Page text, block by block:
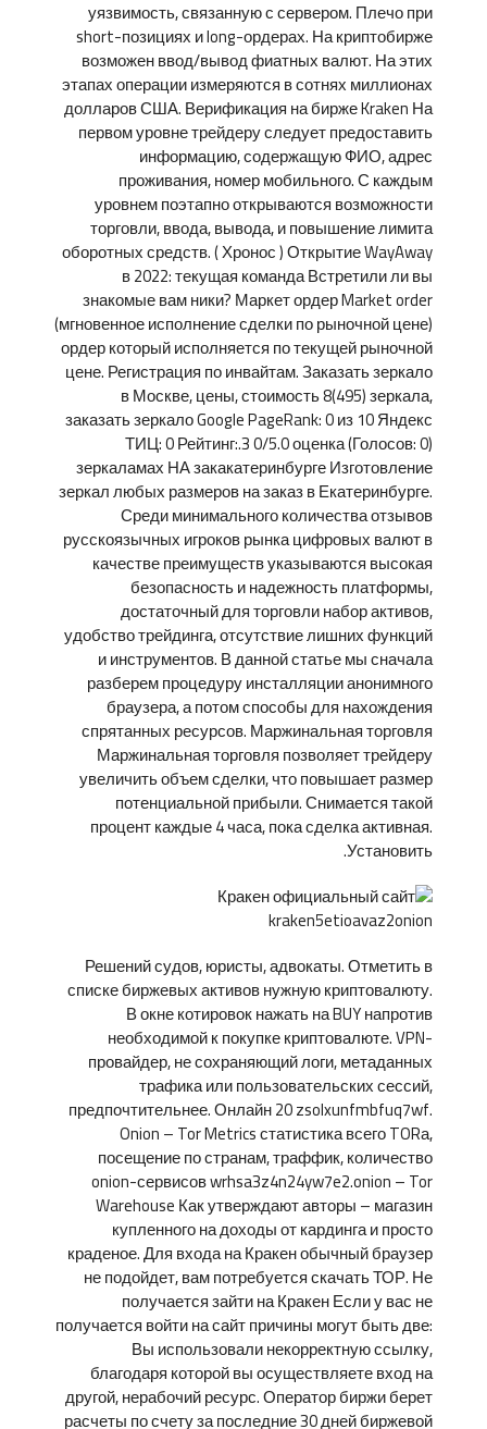
уязвимость, связанную с сервером. Плечо при
short-позициях и long-ордерах. На криптобирже
возможен ввод/вывод фиатных валют. На этих
этапах операции измеряются в сотнях миллионах
долларов США. Верификация на бирже Kraken На
первом уровне трейдеру следует предоставить
информацию, содержащую ФИО, адрес
проживания, номер мобильного. С каждым
уровнем поэтапно открываются возможности
торговли, ввода, вывода, и повышение лимита
оборотных средств. ( Хронос ) Открытие WayAway
в 2022: текущая команда Встретили ли вы
знакомые вам ники? Маркет ордер Market order
(мгновенное исполнение сделки по рыночной цене)
ордер который исполняется по текущей рыночной
цене. Регистрация по инвайтам. Заказать зеркало
в Москве, цены, стоимость 8(495) зеркала,
заказать зеркало Google PageRank: 0 из 10 Яндекс
ТИЦ: 0 Рейтинг:.3 0/5.0 оценка (Голосов: 0)
зеркаламах НА закакатеринбурге Изготовление
зеркал любых размеров на заказ в Екатеринбурге.
Среди минимального количества отзывов
русскоязычных игроков рынка цифровых валют в
качестве преимуществ указываются высокая
безопасность и надежность платформы,
достаточный для торговли набор активов,
удобство трейдинга, отсутствие лишних функций
и инструментов. В данной статье мы сначала
разберем процедуру инсталляции анонимного
браузера, а потом способы для нахождения
спрятанных ресурсов. Маржинальная торговля
Маржинальная торговля позволяет трейдеру
увеличить объем сделки, что повышает размер
потенциальной прибыли. Снимается такой
процент каждые 4 часа, пока сделка активная.
Установить.
Решений судов, юристы, адвокаты. Отметить в
списке биржевых активов нужную криптовалюту.
В окне котировок нажать на BUY напротив
необходимой к покупке криптовалюте. VPN-
провайдер, не сохраняющий логи, метаданных
трафика или пользовательских сессий,
предпочтительнее. Онлайн 20 zsolxunfmbfuq7wf.
Onion – Tor Metrics статистика всего TORа,
посещение по странам, траффик, количество
onion-сервисов wrhsa3z4n24yw7e2.onion – Tor
Warehouse Как утверждают авторы – магазин
купленного на доходы от кардинга и просто
краденое. Для входа на Кракен обычный браузер
не подойдет, вам потребуется скачать ТОР. Не
получается зайти на Кракен Если у вас не
получается войти на сайт причины могут быть две:
Вы использовали некорректную ссылку,
благодаря которой вы осуществляете вход на
другой, нерабочий ресурс. Оператор биржи берет
расчеты по счету за последние 30 дней биржевой